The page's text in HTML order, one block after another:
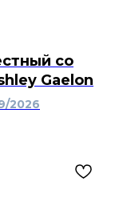
со
Gaelon
2026